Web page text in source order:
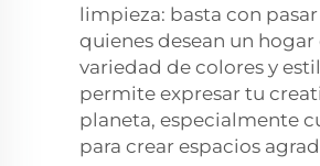
limpieza: basta con
quienes desean un
variedad de colores y
permite expresar tu
planeta, especialmente
para crear espacios